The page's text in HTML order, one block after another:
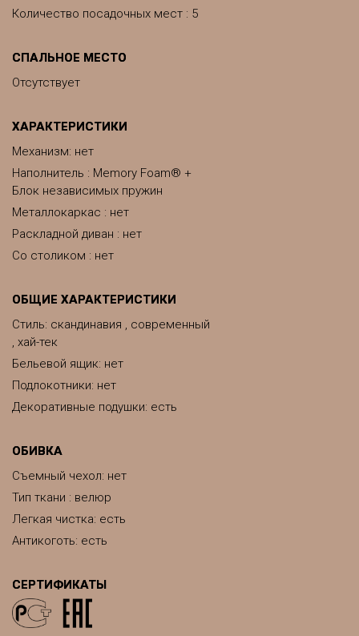
Количество посадочных мест : 5
СПАЛЬНОЕ МЕСТО
Отсутствует
ХАРАКТЕРИСТИКИ
Механизм: нет
Наполнитель : Memory Foam® +
Блок независимых пружин
Металлокаркас : нет
Раскладной диван : нет
Со столиком : нет
ОБЩИЕ ХАРАКТЕРИСТИКИ
Стиль: скандинавия , современный
, хай-тек
Бельевой ящик: нет
Подлокотники: нет
Декоративные подушки: есть
ОБИВКА
Съемный чехол: нет
Тип ткани : велюр
Легкая чистка: есть
Антикоготь: есть
СЕРТИФИКАТЫ